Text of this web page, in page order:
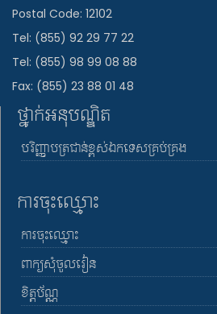
Postal Code: 12102
Tel: (855) 92 29 77 22
Tel: (855) 98 99 08 88
Fax: (855) 23 88 01 48
ថ្នាក់អនុបណ្ឌិត
បរិញ្ញាបត្រជាន់ខ្ពស់ឯកទេសគ្រប់គ្រង
ការចុះឈ្មោះ
ការចុះឈ្មោះ
ពាក្យសុំចូលរៀន
ខិត្តប័ណ្ណ